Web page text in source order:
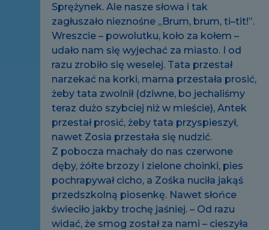
Sprężynek. Ale nasze słowa i tak
zagłuszało nieznośne „Brum, brum, ti–tit!”.
Wreszcie – powolutku, koło za kołem –
udało nam się wyjechać za miasto. I od
razu zrobiło się weselej. Tata przestał
narzekać na korki, mama przestała prosić,
żeby tata zwolnił (dziwne, bo jechaliśmy
teraz dużo szybciej niż w mieście), Antek
przestał prosić, żeby tata przyspieszył,
nawet Zosia przestała się nudzić.
Z pobocza machały do nas czerwone
dęby, żółte brzozy i zielone choinki, pies
pochrapywał cicho, a Zośka nuciła jakąś
przedszkolną piosenkę. Nawet słońce
świeciło jakby trochę jaśniej. – Od razu
widać, że smog został za nami – cieszyła